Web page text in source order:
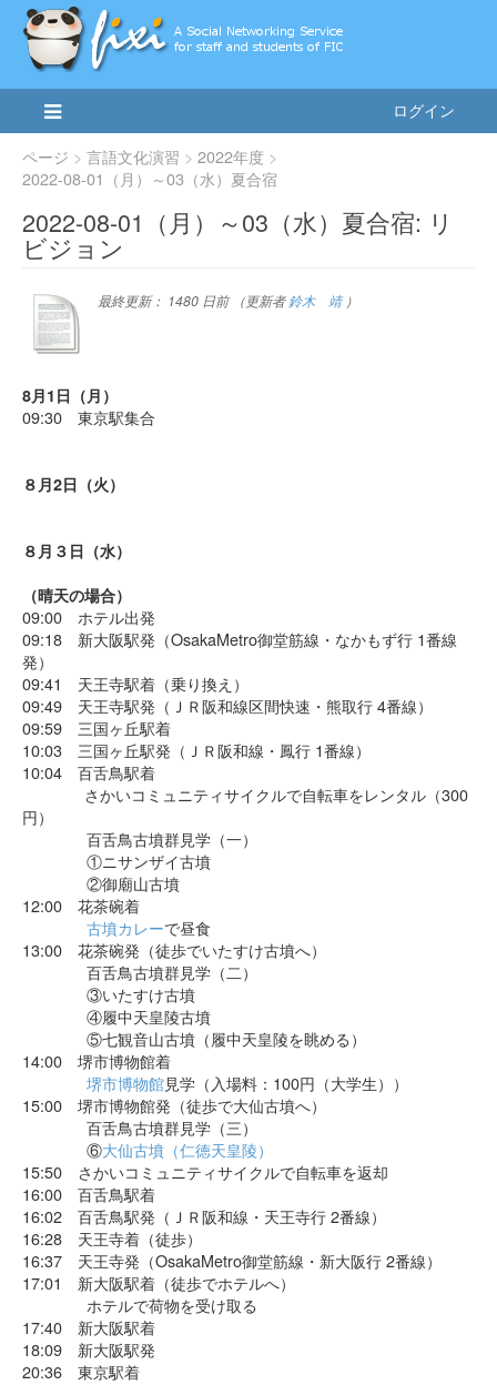
ログイン
ページ 言語文化演習
2022年度
2022-08-01（月）～03（水）夏合宿
2022-08-01（月）～03（水）夏合宿: リ
ビジョン
最終更新： 1480 日前（更新者鈴木 靖）
8月1日（月）
09:30 東京駅集合
８月2日（火）
８月３日（水）
（晴天の場合）
09:00 ホテル出発
09:18 新大阪駅発（OsakaMetro御堂筋線・なかもず行 1番線
発）
09:41 天王寺駅着（乗り換え）
09:49 天王寺駅発（ＪＲ阪和線区間快速・熊取行 4番線）
09:59 三国ヶ丘駅着
10:03 三国ヶ丘駅発（ＪＲ阪和線・鳳行 1番線）
10:04 百舌鳥駅着
さかいコミュニティサイクルで自転車をレンタル（300
円）
百舌鳥古墳群見学（一）
①ニサンザイ古墳
②御廟山古墳
12:00 花茶碗着
古墳カレーで昼食
13:00 花茶碗発（徒歩でいたすけ古墳へ）
百舌鳥古墳群見学（二）
③いたすけ古墳
④履中天皇陵古墳
⑤七観音山古墳（履中天皇陵を眺める）
14:00 堺市博物館着
堺市博物館見学（入場料：100円（大学生））
15:00 堺市博物館発（徒歩で大仙古墳へ）
百舌鳥古墳群見学（三）
⑥大仙古墳（仁徳天皇陵）
15:50 さかいコミュニティサイクルで自転車を返却
16:00 百舌鳥駅着
16:02 百舌鳥駅発（ＪＲ阪和線・天王寺行 2番線）
16:28 天王寺着（徒歩）
16:37 天王寺発（OsakaMetro御堂筋線・新大阪行 2番線）
17:01 新大阪駅着（徒歩でホテルへ）
ホテルで荷物を受け取る
17:40 新大阪駅着
18:09 新大阪駅発
20:36 東京駅着